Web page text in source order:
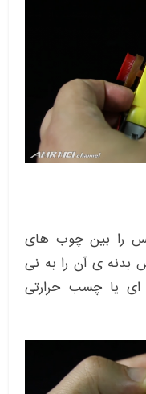
را بین چوب های
بدنه ی آن را به نی
یا چسب حرارتی